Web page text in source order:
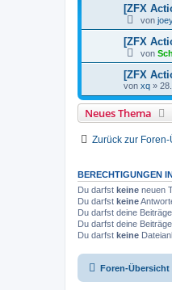
[ZFX
von
[ZFX
von
[ZFX
von xq »
Neues Thema
Zurück zur
BERECHTIGUNGEN
Du darfst keine neuen
Du darfst keine
Du darfst deine
Du darfst deine
Du darfst keine
Foren-Übersicht